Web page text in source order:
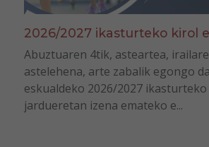
2026/2027 ikasturteko kirol
Abuztuaren 4tik, asteartea,
astelehena, arte zabalik egongo
eskualdeko 2026/2027
jardueretan izena emateko e...